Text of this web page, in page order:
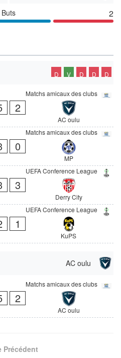
Buts 2
D V D D D
Matchs amicaux des clubs
2
AC oulu
Matchs amicaux des clubs
0
MP
UEFA Conference League
3
Derry City
UEFA Conference League
1
KuPS
AC oulu
Matchs amicaux des clubs
2
AC oulu
Précédent